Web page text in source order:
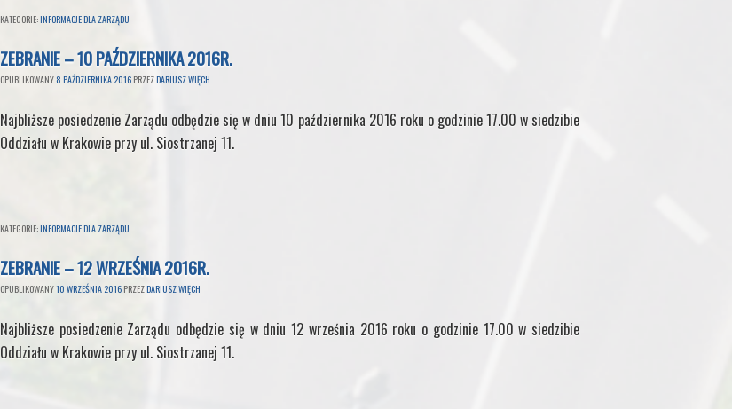
KATEGORIE:INFORMACJE DLA ZARZĄDU
ZEBRANIE – 10 PAŹDZIERNIKA 2016R.
OPUBLIKOWANY 8 PAŹDZIERNIKA 2016 PRZEZDARIUSZ WIĘCH
Najbliższe posiedzenie Zarządu odbędzie się w dniu 10 października 2016 roku o godzinie 17.00 w siedzibie
Oddziału w Krakowie przy ul. Siostrzanej 11.
KATEGORIE:INFORMACJE DLA ZARZĄDU
ZEBRANIE – 12 WRZEŚNIA 2016R.
OPUBLIKOWANY10 WRZEŚNIA 2016 PRZEZDARIUSZ WIĘCH
Najbliższe posiedzenie Zarządu odbędzie się w dniu 12 września 2016 roku o godzinie 17.00 w siedzibie
Oddziału w Krakowie przy ul. Siostrzanej 11.